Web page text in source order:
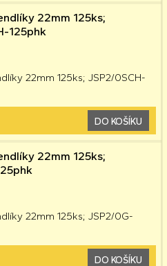
22mm 125ks;
125phk
22mm 125ks; JSP2/0SCH-
DO KOŠÍKU
22mm 125ks;
22mm 125ks; JSP2/0G-
DO KOŠÍKU